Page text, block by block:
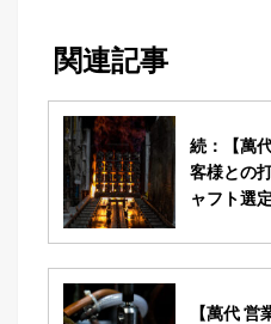
関連記事
続：【萬
客様との
ャフト選
【萬代